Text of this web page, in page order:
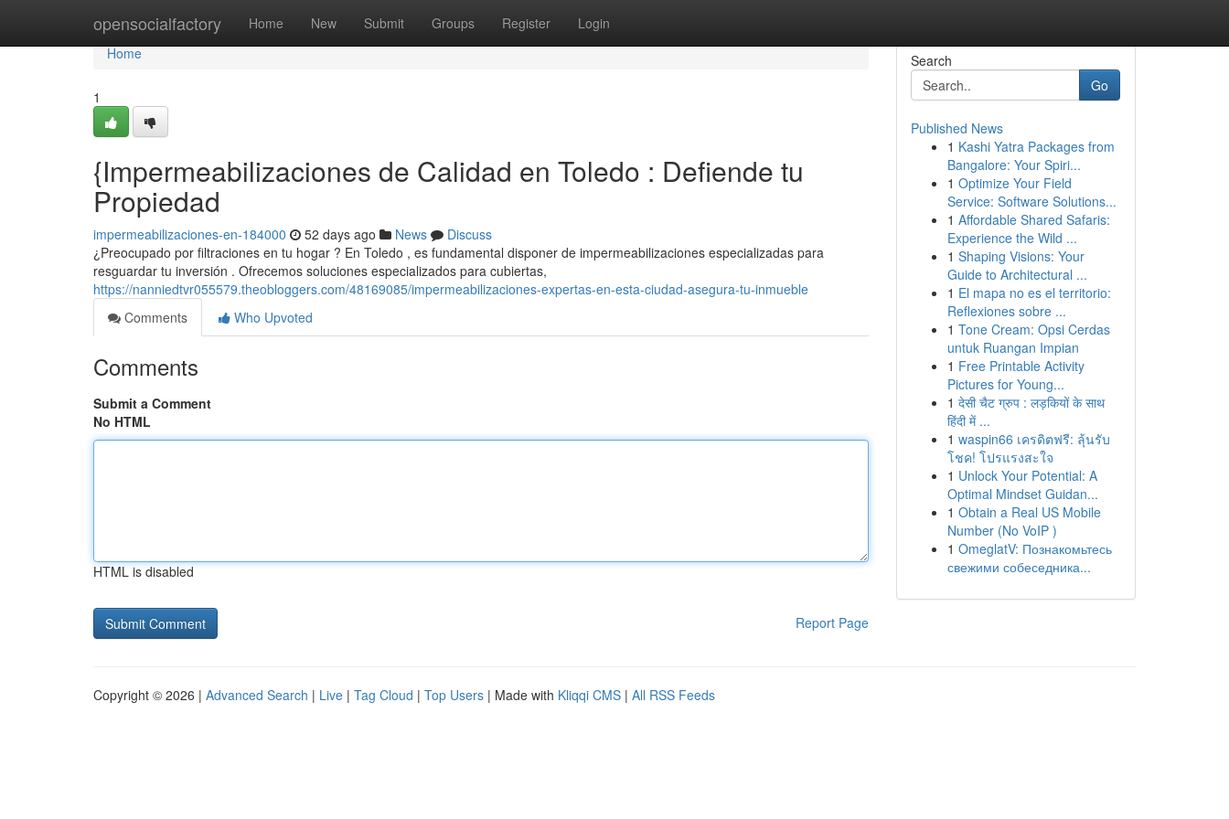
opensocialfactory Home New Submit Groups Register Login
Home
Home
1
{Impermeabilizaciones de Calidad en Toledo : Defiende tu
Propiedad
impermeabilizaciones-en-184000 52 days ago News
Discuss
¿Preocupado por filtraciones en tu hogar ? En Toledo , es fundamental disponer de impermeabilizaciones especializadas para
resguardar tu inversión . Ofrecemos soluciones especializados para cubiertas,
https://nanniedtvr055579.theobloggers.com/48169085/impermeabilizaciones-expertas-en-esta-ciudad-asegura-tu-inmueble
Comments
Who Upvoted
Comments
Submit a Comment
No HTML
HTML is disabled
Report Page
Search
Go
Published News
1 Kashi Yatra Packages from
Bangalore: Your Spiri...
1 Optimize Your Field
Service: Software Solutions...
1 Affordable Shared Safaris:
Experience the Wild ...
1 Shaping Visions: Your
Guide to Architectural ...
1 El mapa no es el territorio:
Reflexiones sobre ...
1 Tone Cream: Opsi Cerdas
untuk Ruangan Impian
1 Free Printable Activity
Pictures for Young...
1 देसी चैट ग्रुप : लड़कियों के साथ
हिंदी में ...
1 waspin66 เครดิตฟรี: ลุ้นรับ
โชค! โปรแรงสะใจ
1 Unlock Your Potential: A
Optimal Mindset Guidan...
1 Obtain a Real US Mobile
Number (No VoIP )
1 OmeglatV: Познакомьтесь
свежими собеседника...
Copyright © 2026 | Advanced Search | Live | Tag Cloud | Top Users | Made with Kliqqi CMS | All RSS Feeds